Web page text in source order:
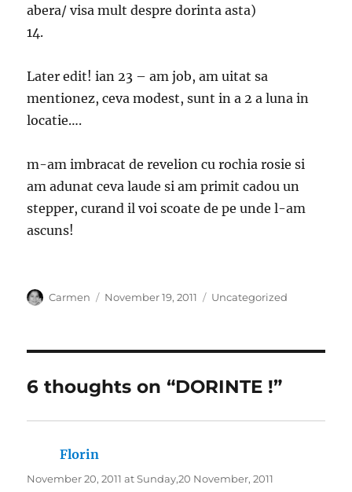
abera/ visa mult despre dorinta asta)
14.
Later edit! ian 23 – am job, am uitat sa
mentionez, ceva modest, sunt in a 2 a luna in
locatie….
m-am imbracat de revelion cu rochia rosie si
am adunat ceva laude si am primit cadou un
stepper, curand il voi scoate de pe unde l-am
ascuns!
Author
Carmen
Posted
November 19, 2011 Categories
Uncategorized
6 thoughts on “DORINTE !”
Florin
November 20, 2011 at Sunday,20 November, 2011